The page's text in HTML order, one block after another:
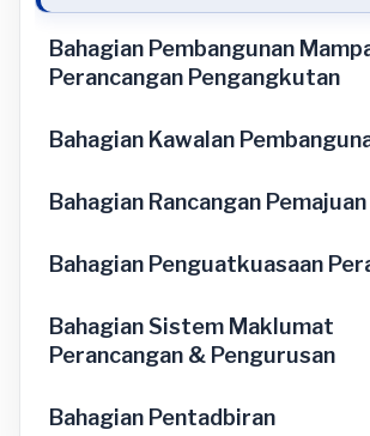
Bahagian Pembangunan
Perancangan Pengangkutan
Bahagian Kawalan
Bahagian Rancangan Pemajuan
Bahagian Penguatkuasaan
Bahagian Sistem Maklumat
Perancangan & Pengurusan
Bahagian Pentadbiran